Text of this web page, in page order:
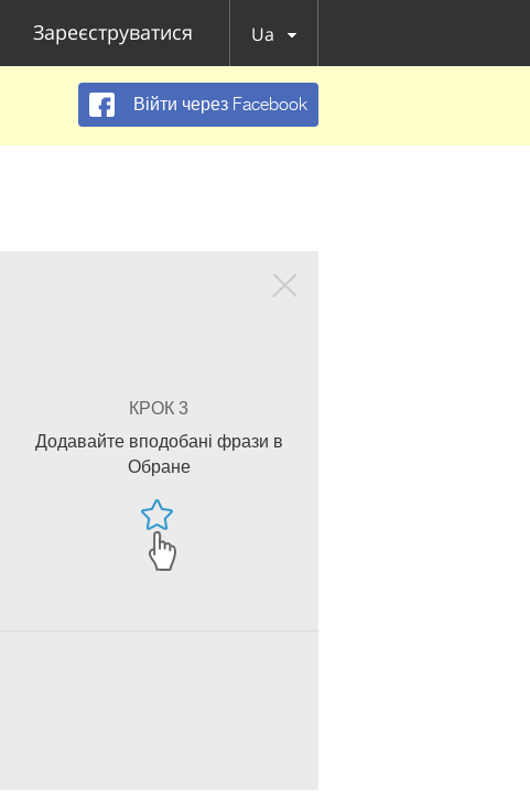
Зареєструватися Ua
Війти через Facebook
КРОК 3
Додавайте вподобані фрази в
Обране